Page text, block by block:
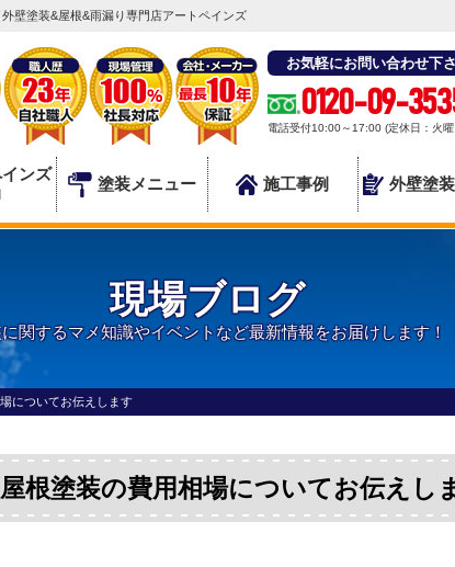
壁塗装&屋根&雨漏り専門店アートペインズ
お気軽にお問い合わせ下
0120-09-
電話受付10:00～17:00 (定休日：火
ンズ
塗装メニュー 施工事例 外壁塗
現場ブログ
関するマメ知識やイベントなど最新情報をお届けします！
についてお伝えします
根塗装の費用相場についてお伝えし